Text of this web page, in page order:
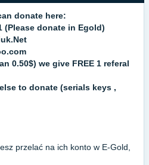
donate here:
(Please donate in Egold)
0.50$) we give FREE 1 referal
to donate (serials keys ,
przelać na ich konto w E-Gold,